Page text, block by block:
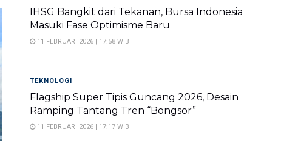
IHSG Bangkit dari Tekanan, Bursa Indonesia
Masuki Fase Optimisme Baru
11 FEBRUARI 2026 | 17:58 WIB
TEKNOLOGI
Flagship Super Tipis Guncang 2026, Desain
Ramping Tantang Tren “Bongsor”
11 FEBRUARI 2026 | 17:17 WIB